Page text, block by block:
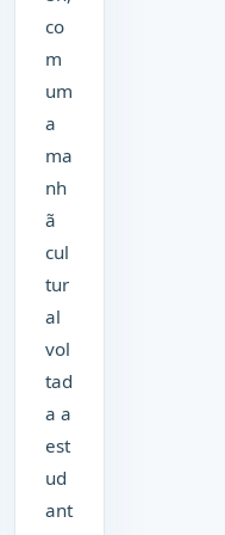
co
m
um
a
ma
nh
ã
cul
tur
al
vol
tad
a a
est
ud
ant